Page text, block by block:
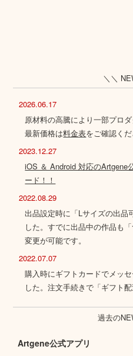
＼＼
2026.06.17
原材料の高騰により一部プロ
最新価格は料金表をご確認くだ
2023.12.27
iOS ＆ Android 対応のArtgene
ード！！
2022.08.29
出品設定時に「Lサイズの出品
した。すでに出品中の作品も
変更が可能です。
2022.07.07
購入時にギフトカードでメッ
した。注文手続きで「ギフト
過去の
Artgene公式アプリ